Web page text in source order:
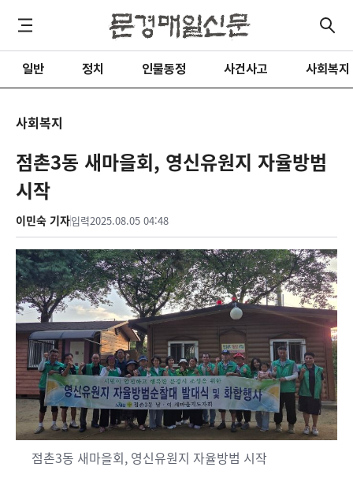
일반 정치 인물동정 사건사고 사회복지
사회복지
점촌3동 새마을회, 영신유원지 자율방범
시작
이민숙 기자입력2025.08.05 04:48
점촌3동 새마을회, 영신유원지 자율방범 시작